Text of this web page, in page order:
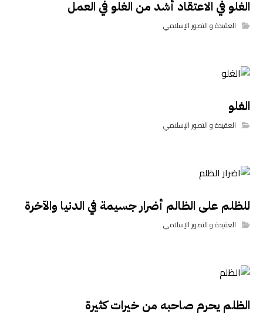
الغلو في الاعتقاد أشد من الغلو في العمل
العقيدة و التصور الإسلامي
الغلو
العقيدة و التصور الإسلامي
للظلم على الظالم أضرار جسيمة في الدنيا والآخرة
العقيدة و التصور الإسلامي
الظلم يحرم صاحبه من خيرات كثيرة